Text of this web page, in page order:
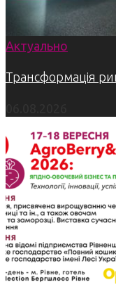
Актуально
Трансформація